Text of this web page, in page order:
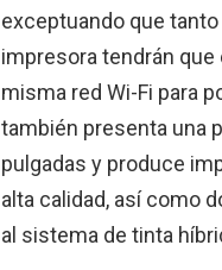
exceptuando que
impresora tendrán
misma red Wi-Fi para
también presenta una
pulgadas y produce
alta calidad, así como
al sistema de tinta